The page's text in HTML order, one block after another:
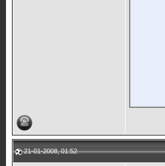
21-01-2008, 01:52